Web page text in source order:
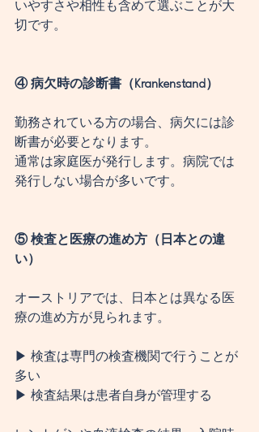
いやすさや相性も含めて選ぶことが大
切です。
④ 病欠時の診断書（Krankenstand）
勤務されている方の場合、病欠には診
断書が必要となります。
通常は家庭医が発行します。病院では
発行しない場合が多いです。
⑤ 検査と医療の進め方（日本との違
い）
オーストリアでは、日本とは異なる医
療の進め方が見られます。
▶ 検査は専門の検査機関で行うことが
多い
▶ 検査結果は患者自身が管理する